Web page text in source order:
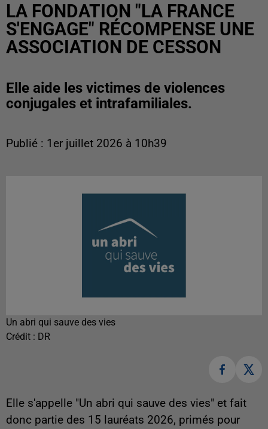
LA FONDATION "LA FRANCE
S'ENGAGE" RÉCOMPENSE UNE
ASSOCIATION DE CESSON
Elle aide les victimes de violences
conjugales et intrafamiliales.
Publié : 1er juillet 2026 à 10h39
Un abri qui sauve des vies
Crédit : DR
Elle s'appelle "Un abri qui sauve des vies" et fait
donc partie des 15 lauréats 2026, primés pour